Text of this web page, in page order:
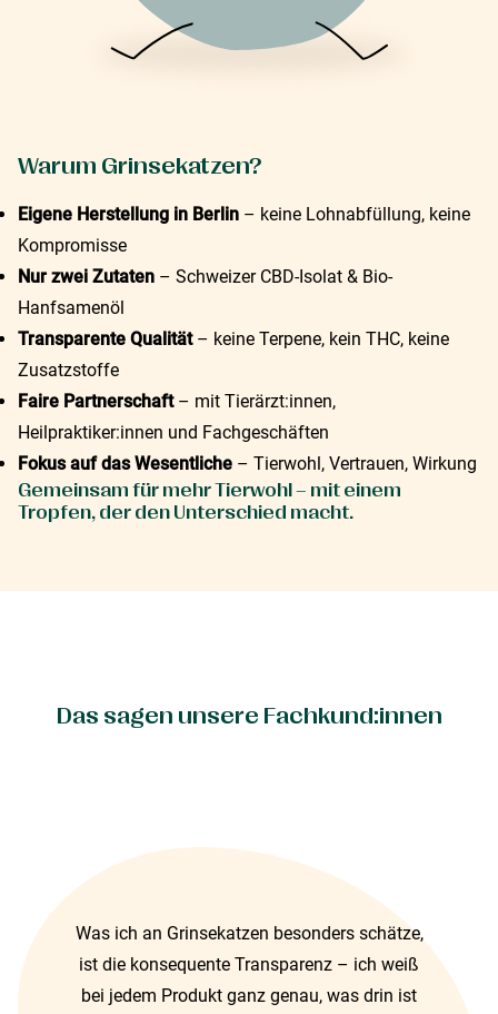
Warum Grinsekatzen?
Eigene Herstellung in Berlin – keine Lohnabfüllung, keine
Kompromisse
Nur zwei Zutaten – Schweizer CBD-Isolat & Bio-
Hanfsamenöl
Transparente Qualität– keine Terpene, kein THC, keine
Zusatzstoffe
Faire Partnerschaft– mit Tierärzt:innen,
Heilpraktiker:innen und Fachgeschäften
Fokus auf das Wesentliche – Tierwohl, Vertrauen, Wirkung
Gemeinsam für mehr Tierwohl – mit einem
Tropfen, der den Unterschied macht.
Das sagen unsere Fachkund:innen
Was ich an Grinsekatzen besonders schätze,
ist die konsequente Transparenz – ich weiß
bei jedem Produkt ganz genau, was drin ist